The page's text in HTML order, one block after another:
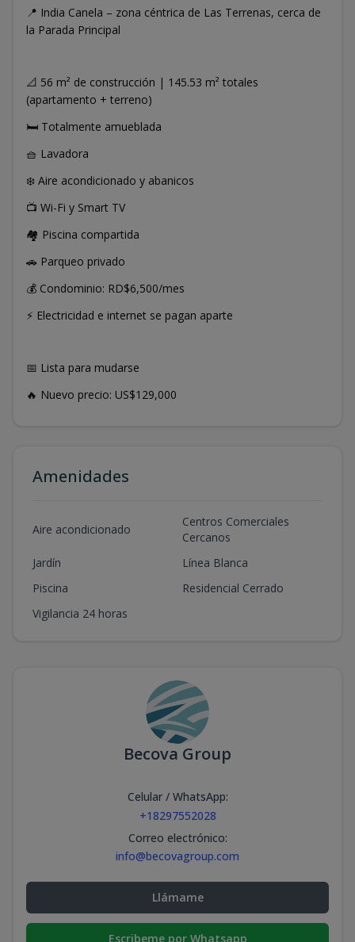
📍 India Canela – zona céntrica de Las Terrenas, cerca de
la Parada Principal
📐 56 m² de construcción | 145.53 m² totales
(apartamento + terreno)
🛏️ Totalmente amueblada
🧺 Lavadora
❄️ Aire acondicionado y abanicos
📺 Wi-Fi y Smart TV
🏘️ Piscina compartida
🚗 Parqueo privado
💰 Condominio: RD$6,500/mes
⚡ Electricidad e internet se pagan aparte
📅 Lista para mudarse
🔥 Nuevo precio: US$129,000
Amenidades
Aire acondicionado
Centros Comerciales
Cercanos
Jardín
Línea Blanca
Piscina
Residencial Cerrado
Vigilancia 24 horas
Becova Group
Celular / WhatsApp:
+18297552028
Correo electrónico:
info@becovagroup.com
Llámame
Escribeme por Whatsapp